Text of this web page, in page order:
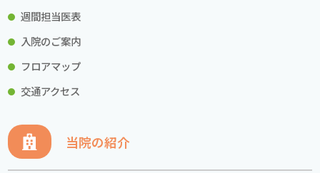
週間担当医表
入院のご案内
フロアマップ
交通アクセス
当院の紹介